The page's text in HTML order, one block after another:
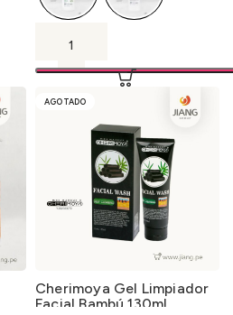
AGOTADO
Cherimoya Gel Limpiador
Facial Bambú 130ml.